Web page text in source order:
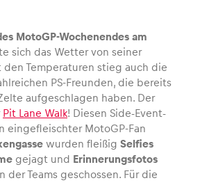
Alle anzeigen
MotoGP-Wochenendes am
sich das Wetter von seiner
Temperaturen stieg auch die
PS-Freunden, die bereits
aufgeschlagen haben. Der
Pit Lane Walk! Diesen Side-Event-
eingefleischter MotoGP-Fan
wurden fleißig Selfies
gejagt und Erinnerungsfotos
Teams geschossen. Für die